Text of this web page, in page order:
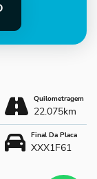
Quilometragem
22.075km
Final Da Placa
XXX1F61